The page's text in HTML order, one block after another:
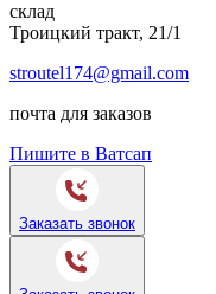
склад
Троицкий тракт, 21/1
stroutel174@gmail.com
почта для заказов
Пишите в Ватсап
Заказать звонок